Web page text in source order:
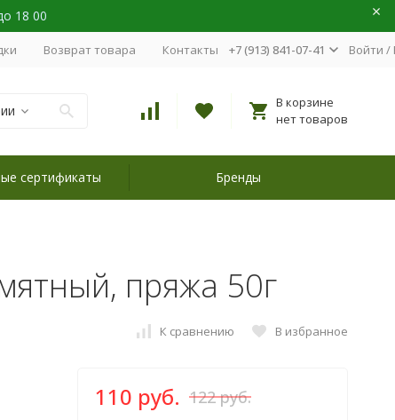
18 00
Возврат товара Контакты +7 (913) 841-07-41 Войти /
В корзине
нет товаров
сертификаты Бренды
пряжа 50г
К сравнению В избранное
110 руб. 122 руб.